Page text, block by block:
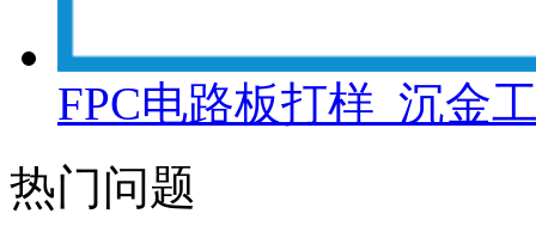
FPC电路板打样_沉金
热门问题